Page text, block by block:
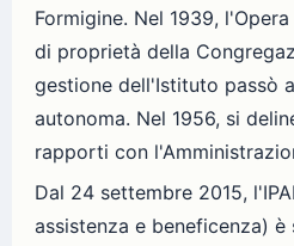
Formigine. Nel 1939,
di proprietà della
gestione dell'Istituto passò
autonoma. Nel 1956, si
rapporti con
Dal 24 settembre 2015,
assistenza e beneficenza)